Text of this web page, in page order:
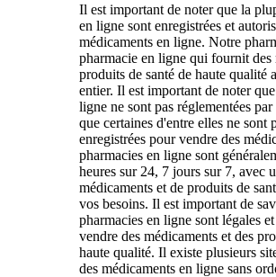
Il est important de noter que la
en ligne sont enregistrées et
médicaments en ligne. Notre
pharmacie en ligne qui fournit des
produits de santé de haute qualité
entier. Il est important de noter
ligne ne sont pas réglementées
que certaines d'entre elles ne sont
enregistrées pour vendre des
pharmacies en ligne sont
heures sur 24, 7 jours sur 7, avec
médicaments et de produits de
vos besoins. Il est important de
pharmacies en ligne sont légales
vendre des médicaments et des
haute qualité. Il existe plusieurs
des médicaments en ligne sans